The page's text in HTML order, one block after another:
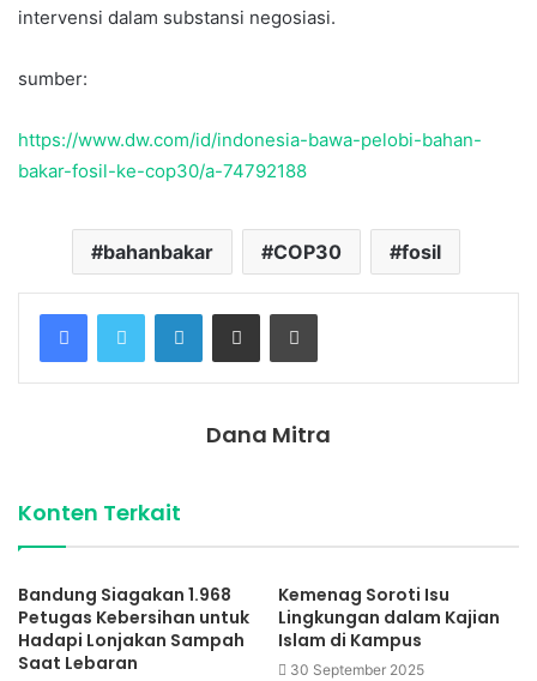
intervensi dalam substansi negosiasi.
sumber:
https://www.dw.com/id/indonesia-bawa-pelobi-bahan-
bakar-fosil-ke-cop30/a-74792188
bahanbakar COP30 fosil
FacebookTwitter LinkedInShare via Email Print
Dana Mitra
Konten Terkait
Bandung Siagakan 1.968
Petugas Kebersihan untuk
Hadapi Lonjakan Sampah
Saat Lebaran
Kemenag Soroti Isu
Lingkungan dalam Kajian
Islam di Kampus
30 September 2025